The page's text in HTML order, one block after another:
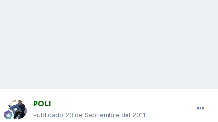
POLI
Publicado 23 de Septiembre del 2011